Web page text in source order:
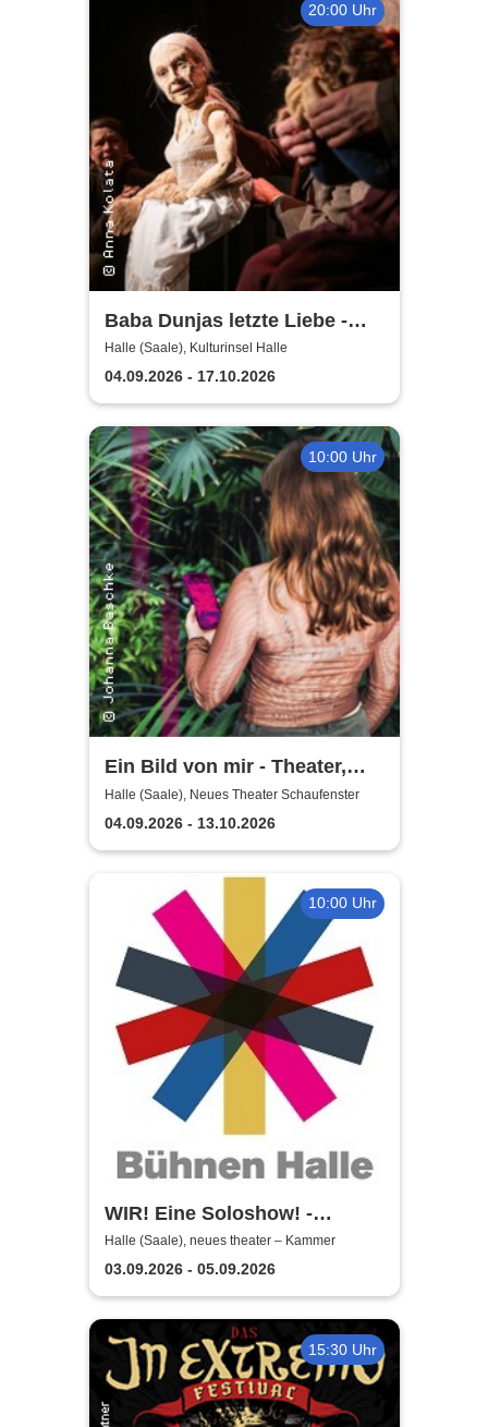
20:00 Uhr
Baba Dunjas letzte Liebe -
Theater, Oper und Orchester
Halle
Halle (Saale), Kulturinsel Halle
04.09.2026 - 17.10.2026
10:00 Uhr
Ein Bild von mir - Theater,
Oper und Orchester Halle
Halle (Saale), Neues Theater Schaufenster
04.09.2026 - 13.10.2026
10:00 Uhr
WIR! Eine Soloshow! -
Theater, Oper und Orchester
Halle
Halle (Saale), neues theater – Kammer
03.09.2026 - 05.09.2026
15:30 Uhr